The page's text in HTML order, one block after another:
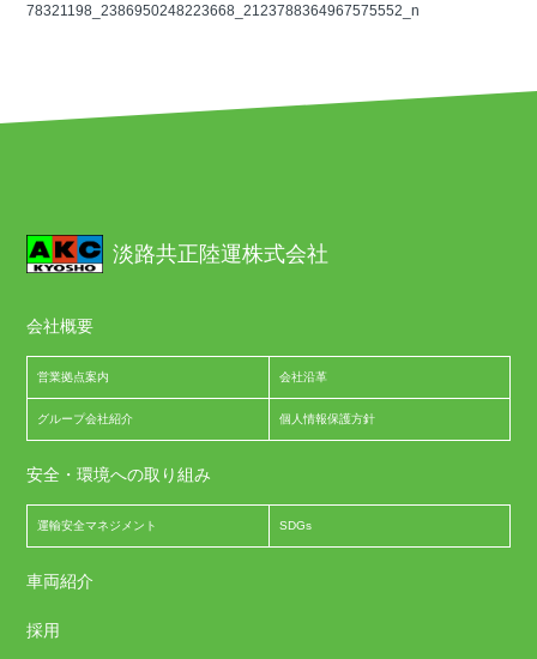
78321198_2386950248223668_2123788364967575552_n
淡路共正陸運株式会社
会社概要
営業拠点案内 会社沿革
グループ会社紹介 個人情報保護方針
安全・環境への取り組み
運輸安全マネジメント SDGs
車両紹介
採用